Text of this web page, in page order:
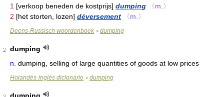
1 [verkoop beneden de kostprijs] dumping
〈m.〉
2 [het storten, lozen] déversement 〈m.〉
Deens-Russisch woordenboek > dumping
2
dumping
n. dumping, selling of large quantities of goods at low prices
Holandés-inglés dicionario > dumping